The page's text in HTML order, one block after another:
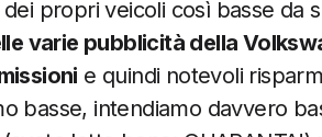
dei propri veicoli così basse da
varie pubblicità della
e quindi notevoli
basse, intendiamo davvero